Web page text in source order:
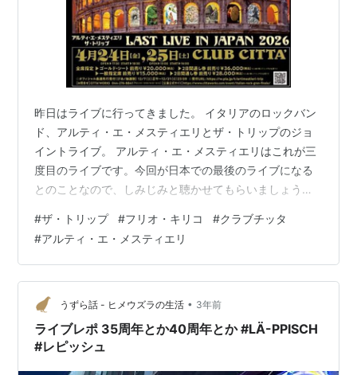
昨日はライブに行ってきました。 イタリアのロックバン
ド、アルティ・エ・メスティエリとザ・トリップのジョ
イントライブ。 アルティ・エ・メスティエリはこれが三
度目のライブです。今回が日本での最後のライブになる
とのことなので、しみじみと聴かせてもらいましょう。
もフリオ・キリコが加わっています。 会場はいつものク
ラブチッタ。 600円のハイネケンで喉を潤してスタンバ
イ。 この日は16:00から開演。二部構成で、 第1部：ザ・
トリップ “「ATLANTIDE」 special and signature tunes”
第2部：アルティ・エ・メスティエリ…
#ザ・トリップ #フリオ・キリコ #クラブチッタ
#アルティ・エ・メスティエリ
うずら話 - ヒメウズラの生活 • 3年前
ライブレポ 35周年とか40周年とか #LÄ-PPISCH
#レピッシュ